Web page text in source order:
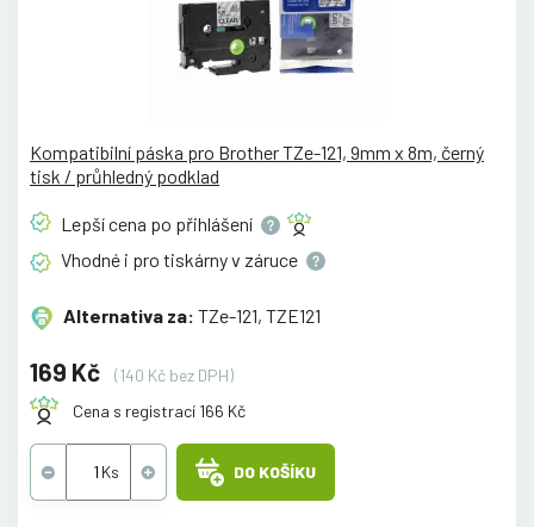
Kompatibilní páska pro Brother TZe-121, 9mm x 8m, černý
tisk / průhledný podklad
Lepší cena po přihlášení
Vhodné i pro tiskárny v záruce
Alternativa za: TZe-121, TZE121
169 Kč
(140 Kč bez DPH)
Cena s registrací 166 Kč
DO KOŠÍKU